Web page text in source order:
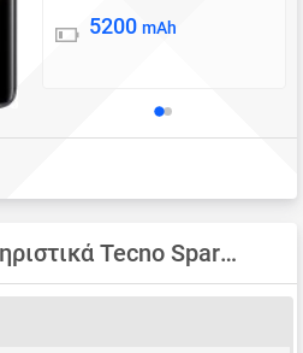
Μπαταρία
5200 mAh
Tecno Spark 40 Pro+